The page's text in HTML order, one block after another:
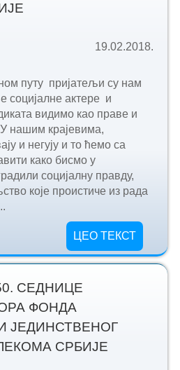
19.02.2018.
путу пријатељи су нам
социјалне актере и
видимо као праве и
нашим крајевима,
и негују и то ћемо са
како бисмо у
социјалну правду,
које проистиче из рада
ЦЕО ТЕКСТ
СЕДНИЦЕ
ФОНДА
ЈЕДИНСТВЕНОГ
СРБИЈЕ